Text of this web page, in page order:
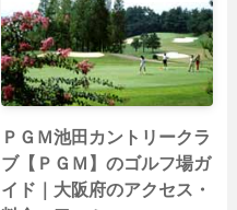
ＰＧＭ池田カントリークラ
ブ【ＰＧＭ】のゴルフ場ガ
イド｜大阪府のアクセス・